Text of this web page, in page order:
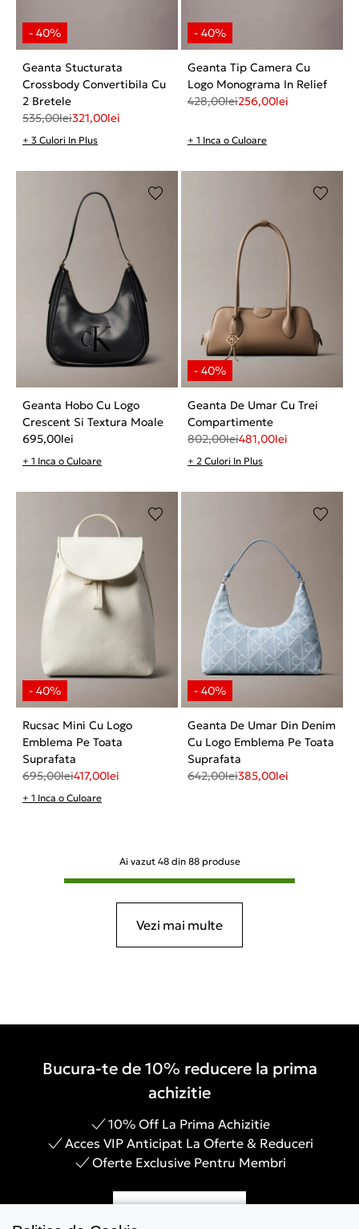
Geanta Stucturata
Crossbody Convertibila Cu
2 Bretele
535,00lei321,00lei
+ 3 Culori In Plus
Geanta Tip Camera Cu
Logo Monograma In Relief
428,00lei256,00lei
+ 1 Inca o Culoare
Geanta Hobo Cu Logo
Crescent Si Textura Moale
695,00lei
+ 1 Inca o Culoare
Geanta De Umar Cu Trei
Compartimente
802,00lei481,00lei
+ 2 Culori In Plus
Rucsac Mini Cu Logo
Emblema Pe Toata
Suprafata
695,00lei417,00lei
+ 1 Inca o Culoare
Geanta De Umar Din Denim
Cu Logo Emblema Pe Toata
Suprafata
642,00lei385,00lei
Ai vazut 48din 88produse
Vezi mai multe
Bucura-te de 10% reducere la prima
achizitie
10% Off La Prima Achizitie
Acces VIP Anticipat La Oferte & Reduceri
Oferte Exclusive Pentru Membri